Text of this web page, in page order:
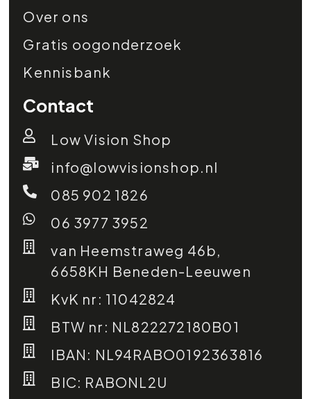
Over ons
Gratis oogonderzoek
Kennisbank
Contact
Low Vision Shop
info@lowvisionshop.nl
085 902 1826
06 3977 3952
van Heemstraweg 46b,
6658KH Beneden-Leeuwen
KvK nr: 11042824
BTW nr: NL822272180B01
IBAN: NL94RABO0192363816
BIC: RABONL2U